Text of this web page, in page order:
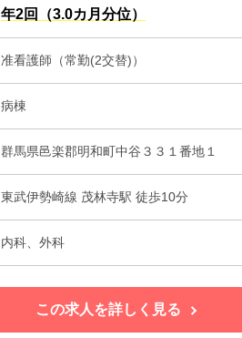
年2回（3.0カ月分位）
准看護師（常勤(2交替)）
病棟
群馬県邑楽郡明和町中谷３３１番地１
東武伊勢崎線 茂林寺駅 徒歩10分
内科、外科
この求人を詳しく見る